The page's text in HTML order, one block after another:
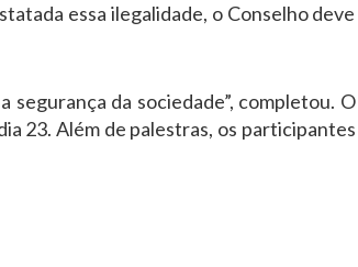
essa ilegalidade, o Conselho deve
segurança da sociedade”, completou. O
23. Além de palestras, os participantes